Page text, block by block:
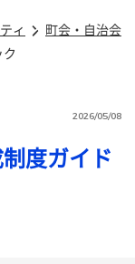
ィ
町会・自治会
2026/05/08
度ガイド